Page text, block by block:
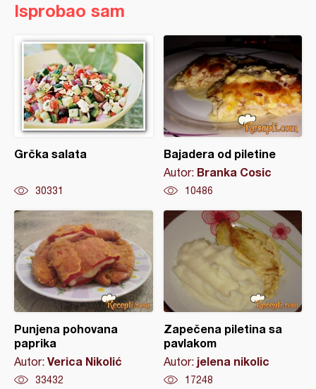
Isprobao sam
Grčka salata
30331
Bajadera od piletine
Autor: Branka Cosic
10486
Punjena pohovana
paprika
Autor: Verica Nikolić
33432
Zapečena piletina sa
pavlakom
Autor: jelena nikolic
17248